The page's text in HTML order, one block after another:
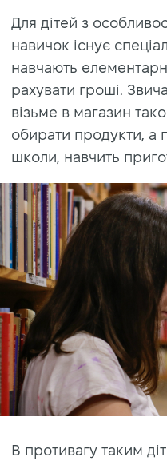
Для дітей з
навичок існує
навчають
рахувати гроші.
візьме в магазин
обирати продукти, а
школи, навчить
В противагу таким